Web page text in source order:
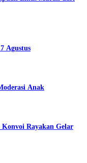
Agustus
Anak
Konvoi Rayakan Gelar